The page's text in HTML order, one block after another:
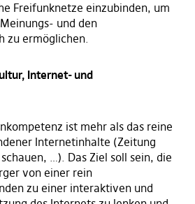
Freifunknetze einzubinden, um
und den
zu ermöglichen.
Internet- und
ist mehr als das reine
Internetinhalte (Zeitung
…). Das Ziel soll sein, die
von einer rein
zu einer interaktiven und